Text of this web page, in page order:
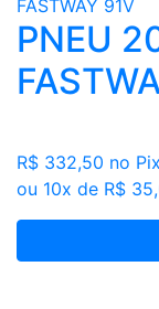
PNEU
R$ 332,50 no Pix
ou 10x de R$